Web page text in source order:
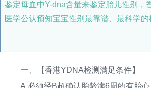
鉴定母血中Y-dna含量来鉴定胎儿性别，
医学公认预知宝宝性别最靠谱、最科学的
一、【香港YDNA检测满足条件】
A.必须经B超确认胎龄满6周的有胎心